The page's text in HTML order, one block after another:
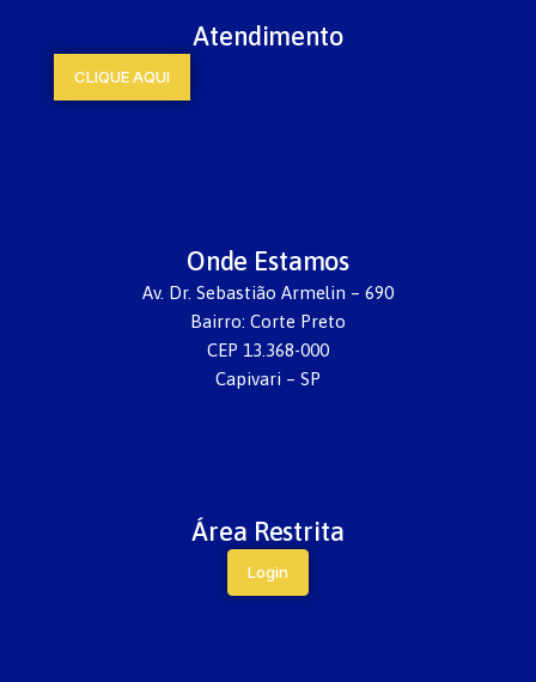
Atendimento
CLIQUE AQUI
Onde Estamos
Av. Dr. Sebastião Armelin – 690
Bairro: Corte Preto
CEP 13.368-000
Capivari – SP
Área Restrita
Login